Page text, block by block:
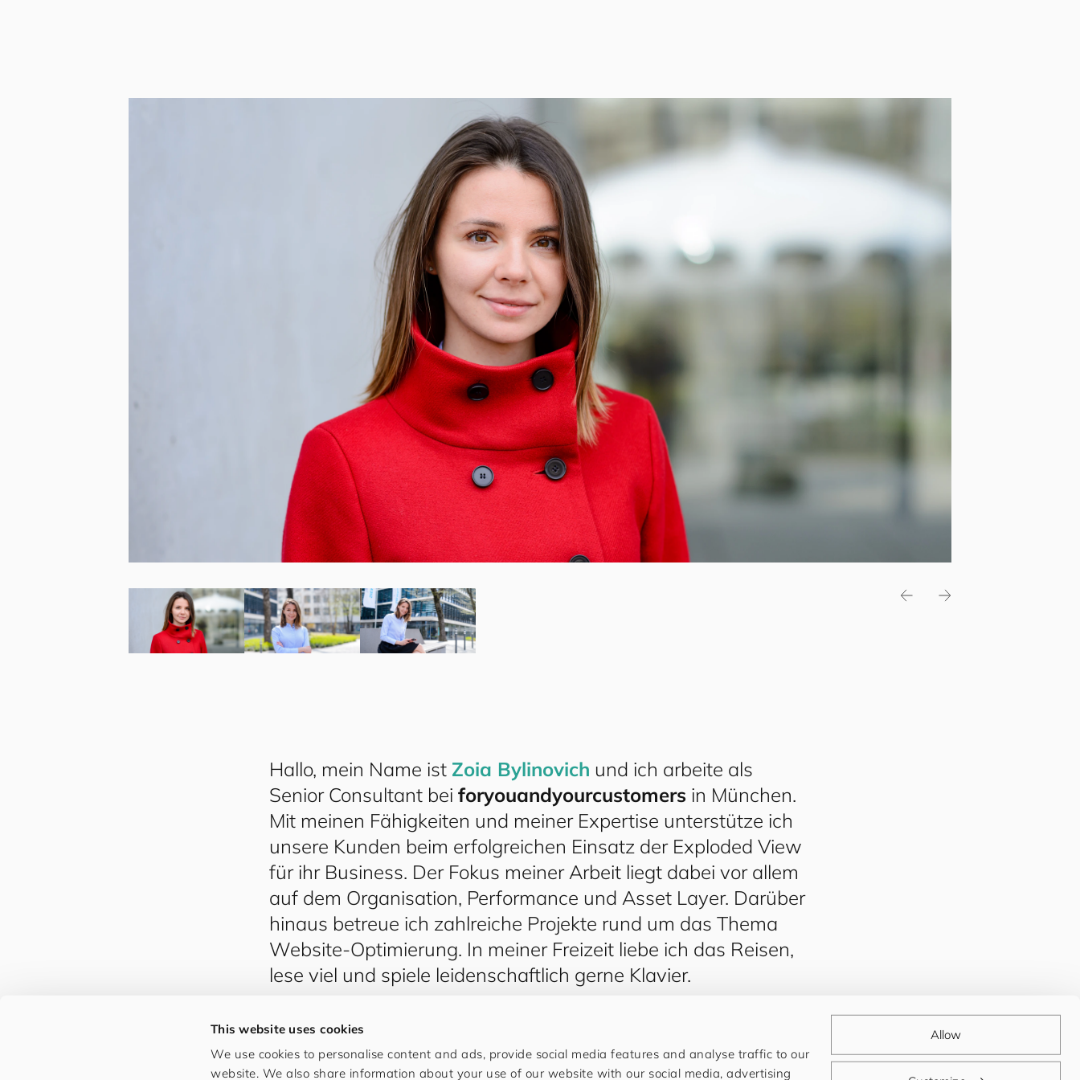
This website uses cookies
We use cookies to personalise content and ads, provide social media features and analyse traffic to our
website. We also share information about your use of our website with our social media, advertising
Allow
Hallo, mein Name ist Zoia Bylinovich und ich arbeite als
Senior Consultant bei foryouandyourcustomers in München.
Mit meinen Fähigkeiten und meiner Expertise unterstütze ich
unsere Kunden beim erfolgreichen Einsatz der Exploded View
für ihr Business. Der Fokus meiner Arbeit liegt dabei vor allem
auf dem Organisation, Performance und Asset Layer. Darüber
hinaus betreue ich zahlreiche Projekte rund um das Thema
Website-Optimierung. In meiner Freizeit liebe ich das Reisen,
lese viel und spiele leidenschaftlich gerne Klavier.